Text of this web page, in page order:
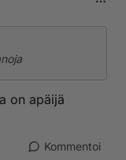
on apäijä
Kommentoi